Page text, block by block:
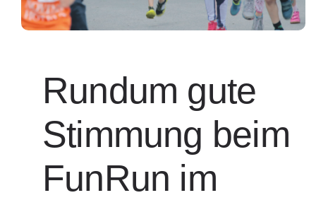
Rundum gute
Stimmung beim
FunRun im